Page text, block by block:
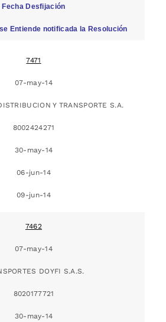
Fecha Desfijación
Entiende notificada la Resolución
7471
07-may-14
Y TRANSPORTE S.A.
8002424271
30-may-14
06-jun-14
09-jun-14
7462
07-may-14
DOYFI S.A.S.
8020177721
30-may-14